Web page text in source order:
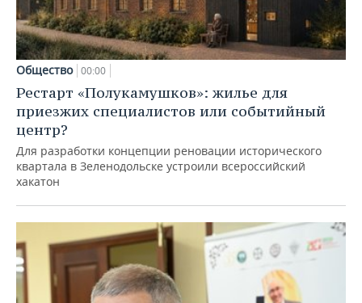
Общество 00:00
Рестарт «Полукамушков»: жилье для
приезжих специалистов или событийный
центр?
Для разработки концепции реновации исторического
квартала в Зеленодольске устроили всероссийский
хакатон